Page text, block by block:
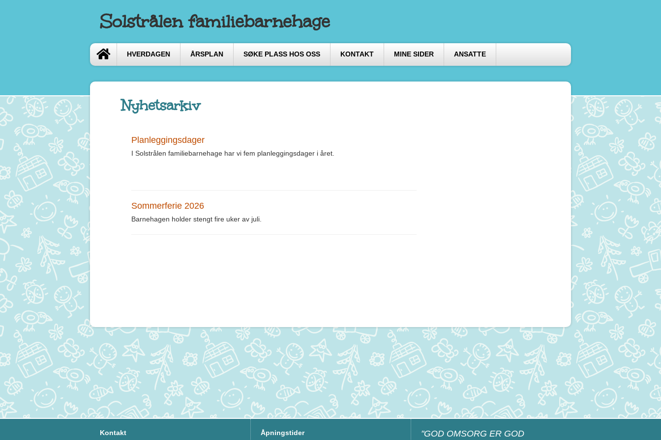
Solstrålen familiebarnehage
HVERDAGEN ÅRSPLAN SØKE PLASS HOS OSS KONTAKT MINE SIDER ANSATTE
Nyhetsarkiv
Planleggingsdager
I Solstrålen familiebarnehage har vi fem planleggingsdager i året.
Sommerferie 2026
Barnehagen holder stengt fire uker av juli.
Kontakt Åpningstider
"GOD OMSORG ER GOD